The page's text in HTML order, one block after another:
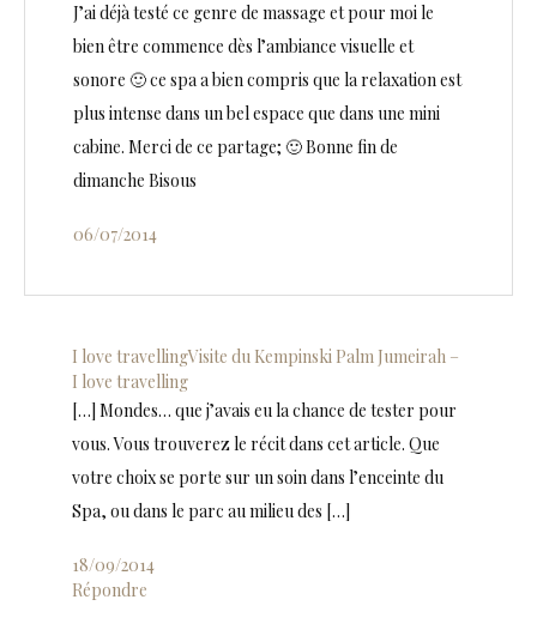
J’ai déjà testé ce genre de massage et pour moi le
bien être commence dès l’ambiance visuelle et
sonore 🙂 ce spa a bien compris que la relaxation est
plus intense dans un bel espace que dans une mini
cabine. Merci de ce partage; 🙂 Bonne fin de
dimanche Bisous
06/07/2014
I love travellingVisite du Kempinski Palm Jumeirah –
I love travelling
[…] Mondes… que j’avais eu la chance de tester pour
vous. Vous trouverez le récit dans cet article. Que
votre choix se porte sur un soin dans l’enceinte du
Spa, ou dans le parc au milieu des […]
18/09/2014
Répondre